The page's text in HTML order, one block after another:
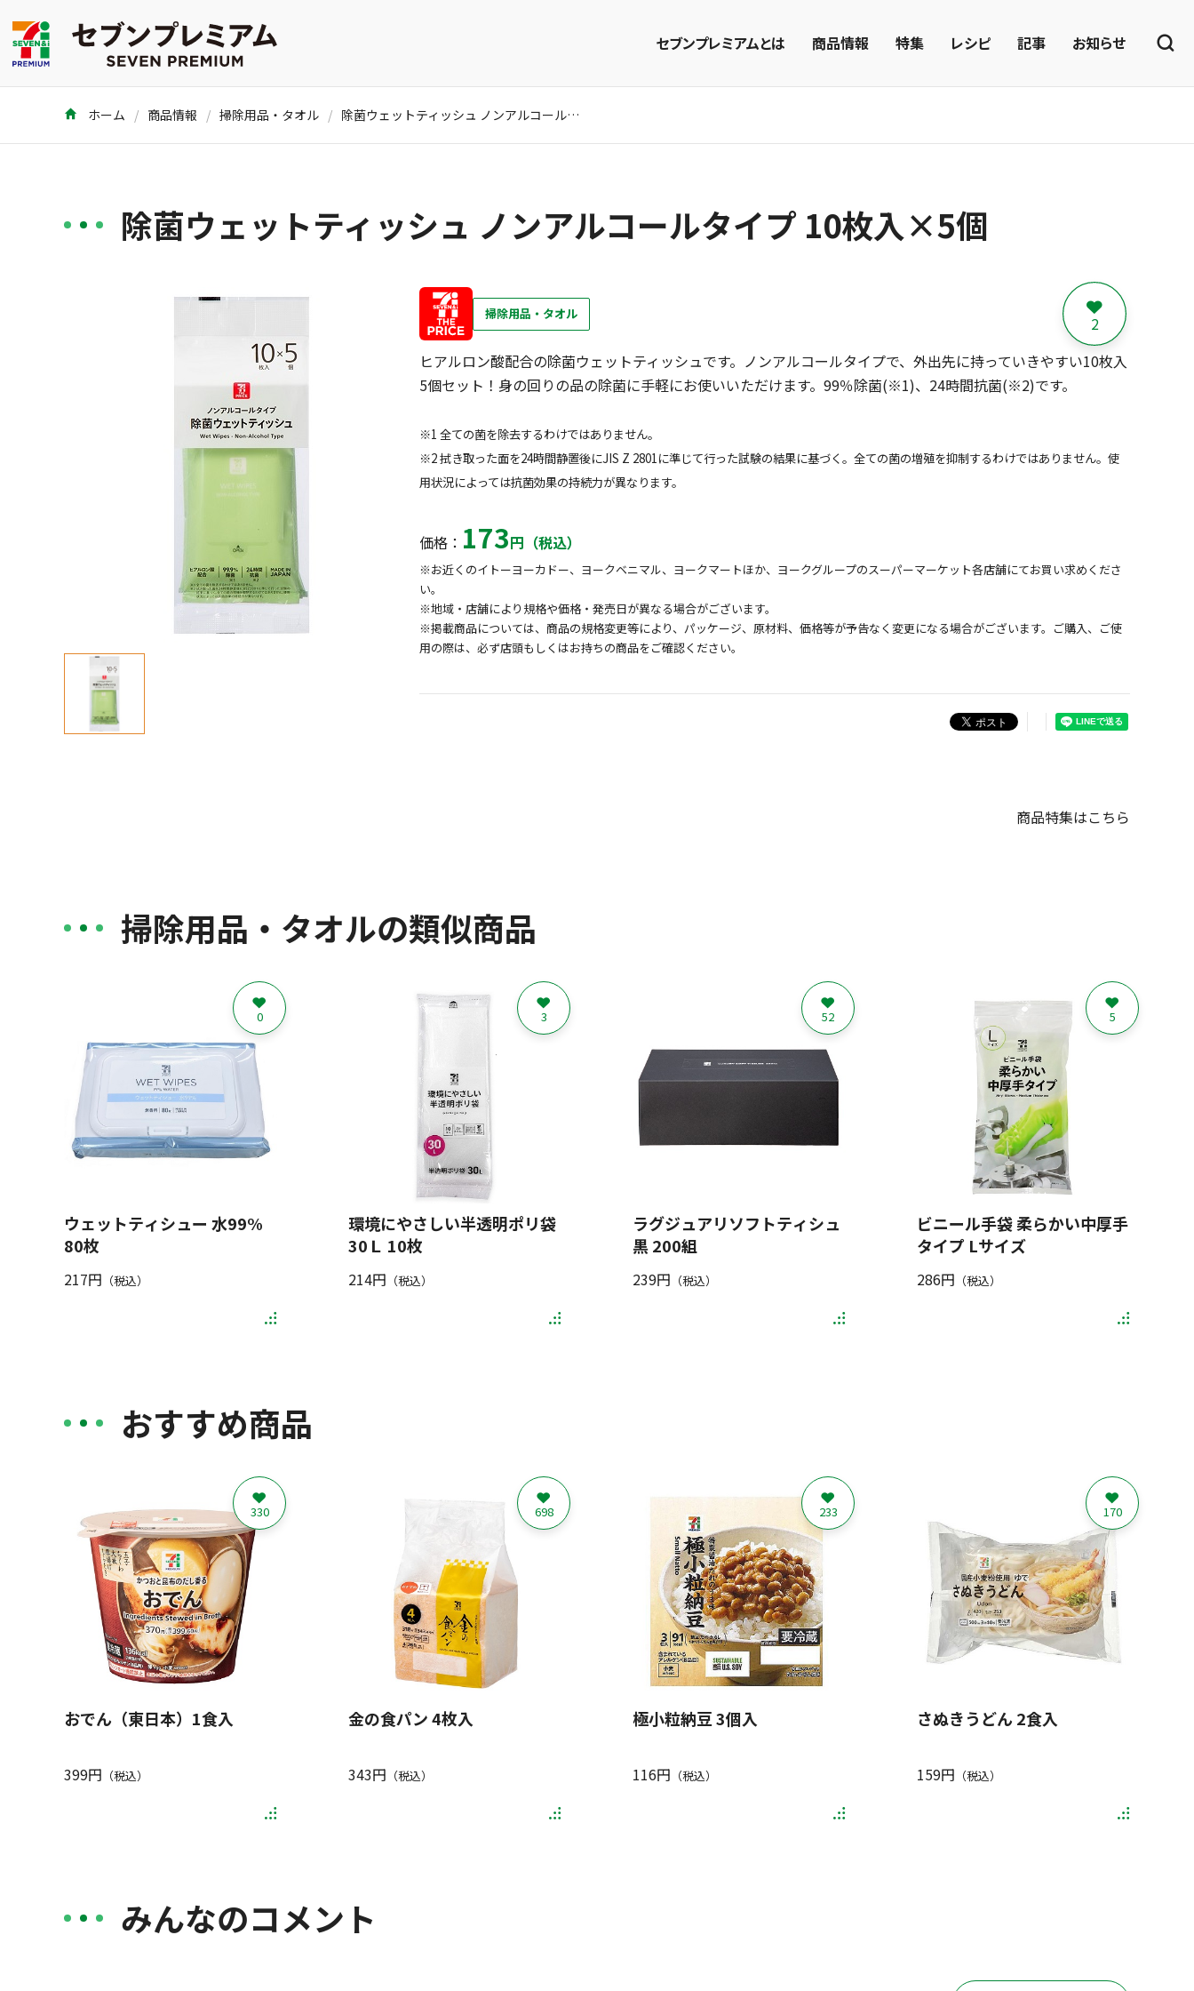
セブンプレミアムとは 商品情報 特集 レシピ 記事 お知らせ
ホーム 商品情報 掃除用品・タオル 除菌ウェットティッシュ ノンアルコールタイプ 10枚入×5個
除菌ウェットティッシュ ノンアルコールタイプ 10枚入×5個
掃除用品・タオル 2
ヒアルロン酸配合の除菌ウェットティッシュです。ノンアルコールタイプで、外出先に持っていきやすい10枚入
5個セット！身の回りの品の除菌に手軽にお使いいただけます。99％除菌(※1)、24時間抗菌(※2)です。
※1 全ての菌を除去するわけではありません。
※2 拭き取った面を24時間静置後にJIS Z 2801に準じて行った試験の結果に基づく。全ての菌の増殖を抑制するわけではありません。使
用状況によっては抗菌効果の持続力が異なります。
価格： 173円（税込）
※お近くのイトーヨーカドー、ヨークベニマル、ヨークマートほか、ヨークグループのスーパーマーケット各店舗にてお買い求めくださ
い。
※地域・店舗により規格や価格・発売日が異なる場合がございます。
※掲載商品については、商品の規格変更等により、パッケージ、原材料、価格等が予告なく変更になる場合がございます。ご購入、ご使
用の際は、必ず店頭もしくはお持ちの商品をご確認ください。
商品特集はこちら
掃除用品・タオルの類似商品
ウェットティシュー 水99%
80枚
217円 （税込）
0
環境にやさしい半透明ポリ袋
30Ｌ 10枚
214円 （税込）
3
ラグジュアリソフトティシュ
黒 200組
239円 （税込）
52
ビニール手袋 柔らかい中厚手
タイプ Lサイズ
286円 （税込）
5
おすすめ商品
おでん（東日本）1食入
399円 （税込）
330
金の食パン 4枚入
343円 （税込）
698
極小粒納豆 3個入
116円 （税込）
233
さぬきうどん 2食入
159円 （税込）
170
みんなのコメント